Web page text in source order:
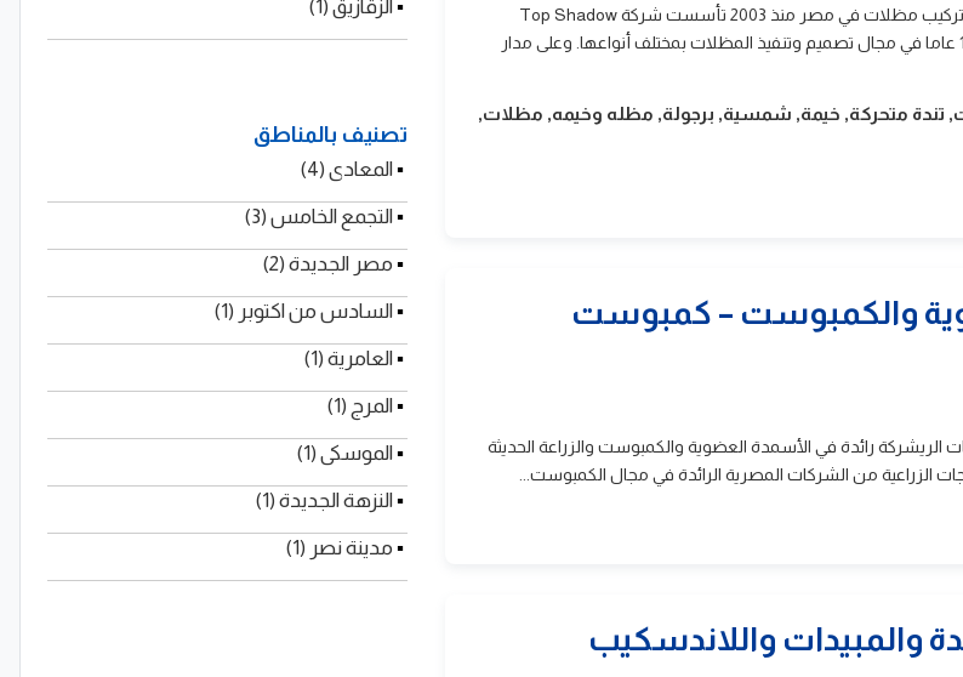
Top Shadow للمظلاتأفضل شركة تصميم وتركيب مظلات في مصر منذ 2003 تأسست شركة Top Shadow
للمظلات عام 2003، بعد خبرة عملية تجاوزت 15 عاما في مجال تصميم وتنفيذ المظلات بمختلف أنواعها. وعلى مدار
تندة متحركة, خيمة, شمسية, برجولة, مظله وخيمه, مظلات,
والكمبوست – كمبوست
رائدة في الأسمدة العضوية والكمبوست والزراعة الحديثة
الزراعية من الشركات المصرية الرائدة في مجال الكمبوست...
والمبيدات واللاندسكيب
▪الزقازيق (1)
تصنيف بالمناطق
▪المعادى (4)
▪التجمع الخامس (3)
▪ مصر الجديدة (2)
▪السادس من اكتوبر (1)
▪العامرية (1)
▪المرج (1)
▪الموسكى (1)
▪النزهة الجديدة (1)
▪ مدينة نصر (1)